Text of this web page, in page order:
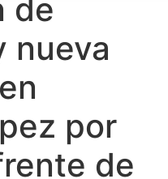
de
nueva
por
de